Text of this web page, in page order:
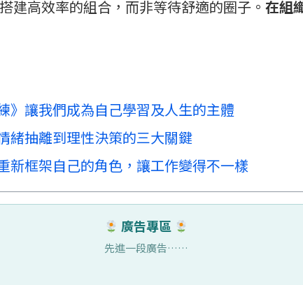
建高效率的組合，而非等待舒適的圈子。 在組
》讓我們成為自己學習及人生的主體
緒抽離到理性決策的三大關鍵
新框架自己的角色，讓工作變得不一樣
廣告專區
先進一段廣告……